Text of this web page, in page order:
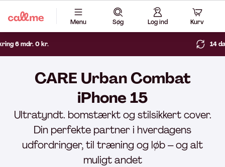
Menu Søg Log ind Kurv
CARE Urban Combat
iPhone 15
Ultratyndt. bomstærkt og stilsikkert cover.
Din perfekte partner i hverdagens
udfordringer, til træning og løb – og alt
muligt andet